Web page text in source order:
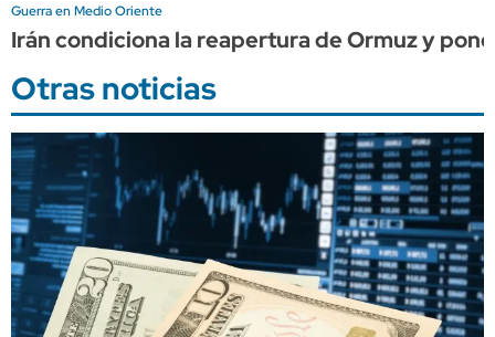
Guerra en Medio Oriente
Irán condiciona la reapertura de Ormuz y
Otras noticias